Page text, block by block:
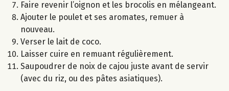
Faire revenir l’oignon et les brocolis en mélangeant.
Ajouter le poulet et ses aromates, remuer à
nouveau.
Verser le lait de coco.
Laisser cuire en remuant régulièrement.
Saupoudrer de noix de cajou juste avant de servir
(avec du riz, ou des pâtes asiatiques).